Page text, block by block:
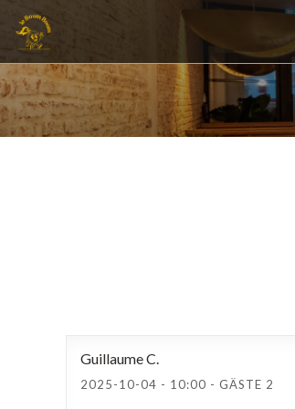
GuillaumeC
2025-10-04 - 10:00 - GÄSTE 2